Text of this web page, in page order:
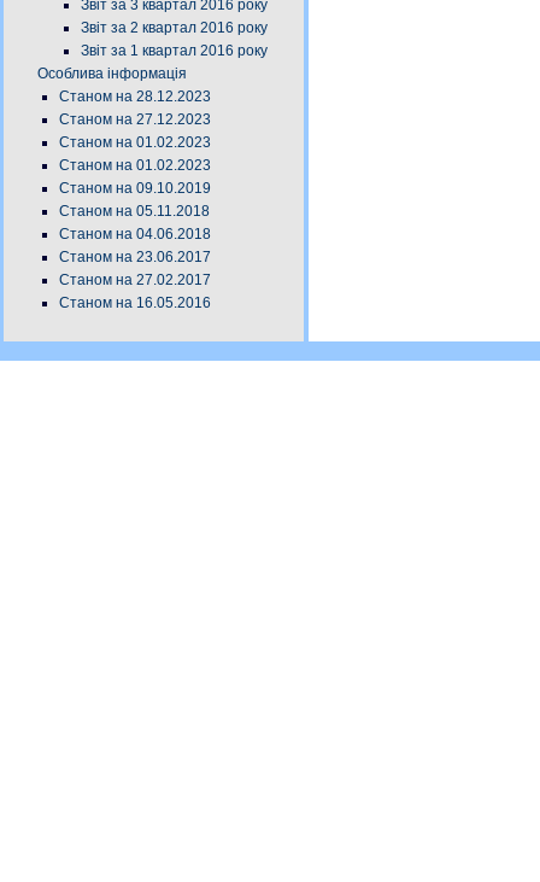
Звіт за 3 квартал 2016 року
Звіт за 2 квартал 2016 року
Звіт за 1 квартал 2016 року
Особлива інформація
Станом на 28.12.2023
Станом на 27.12.2023
Станом на 01.02.2023
Станом на 01.02.2023
Станом на 09.10.2019
Станом на 05.11.2018
Станом на 04.06.2018
Станом на 23.06.2017
Станом на 27.02.2017
Станом на 16.05.2016